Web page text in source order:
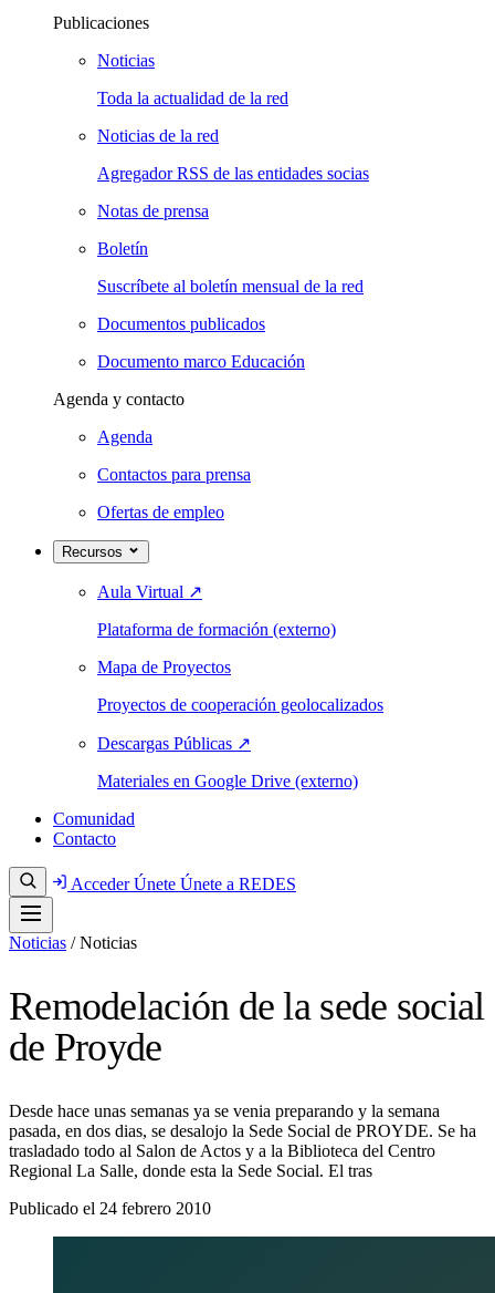
Publicaciones
Noticias
Toda la actualidad de la red
Noticias de la red
Agregador RSS de las entidades socias
Notas de prensa
Boletín
Suscríbete al boletín mensual de la red
Documentos publicados
Documento marco Educación
Agenda y contacto
Agenda
Contactos para prensa
Ofertas de empleo
Recursos
Aula Virtual ↗
Plataforma de formación (externo)
Mapa de Proyectos
Proyectos de cooperación geolocalizados
Descargas Públicas ↗
Materiales en Google Drive (externo)
Comunidad
Contacto
AccederÚnete Únete a REDES
Noticias / Noticias
Remodelación de la sede social
de Proyde
Desde hace unas semanas ya se venia preparando y la semana
pasada, en dos dias, se desalojo la Sede Social de PROYDE. Se ha
trasladado todo al Salon de Actos y a la Biblioteca del Centro
Regional La Salle, donde esta la Sede Social. El tras
Publicado el 24 febrero 2010